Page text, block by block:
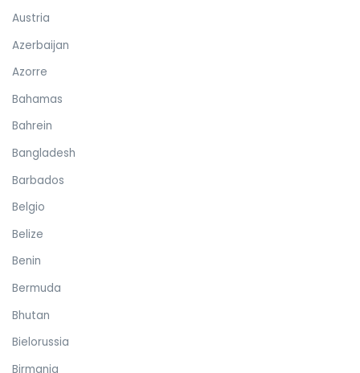
Austria
Azerbaijan
Azorre
Bahamas
Bahrein
Bangladesh
Barbados
Belgio
Belize
Benin
Bermuda
Bhutan
Bielorussia
Birmania